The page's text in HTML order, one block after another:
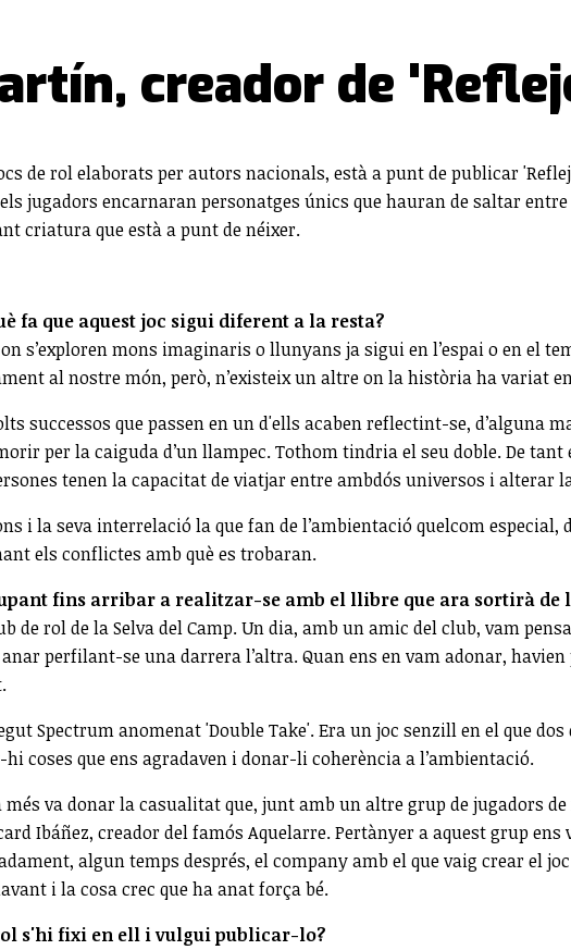
creador de
de rol elaborats per autors nacionals, està a punt de publicar
jugadors encarnaran personatges únics que hauran de saltar
criatura que està a punt de néixer.
fa que aquest joc sigui diferent a la resta?
s’exploren mons imaginaris o llunyans ja sigui en l’espai o en el
al nostre món, però, n’existeix un altre on la història ha variat
successos que passen en un d'ells acaben reflectint-se, d’alguna
per la caiguda d’un llampec. Tothom tindria el seu doble. De
tenen la capacitat de viatjar entre ambdós universos i alterar
i la seva interrelació la que fan de l’ambientació quelcom
els conflictes amb què es trobaran.
fins arribar a realitzar-se amb el llibre que ara sortirà de
de rol de la Selva del Camp. Un dia, amb un amic del club, vam
perfilant-se una darrera l’altra. Quan ens en vam adonar,
Spectrum anomenat 'Double Take'. Era un joc senzill en el que
coses que ens agradaven i donar-li coherència a l’ambientació.
va donar la casualitat que, junt amb un altre grup de jugadors
Ibáñez, creador del famós Aquelarre. Pertànyer a aquest grup
algun temps després, el company amb el que vaig crear el
i la cosa crec que ha anat força bé.
s'hi fixi en ell i vulgui publicar-lo?